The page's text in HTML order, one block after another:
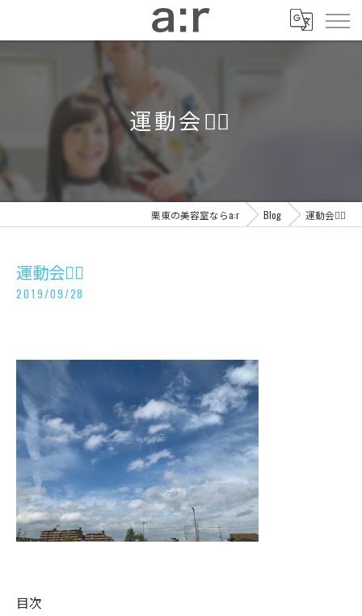
運動会🏃‍♂️
栗東の美容室ならa:r Blog 運動会🏃‍♂️
運動会🏃‍♂️
2019/09/28
目次